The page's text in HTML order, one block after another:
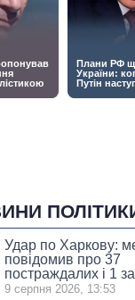
Удар по Харкову:
повідомив про 37
постраждалих і 1
9 серпня 2026, 13:53